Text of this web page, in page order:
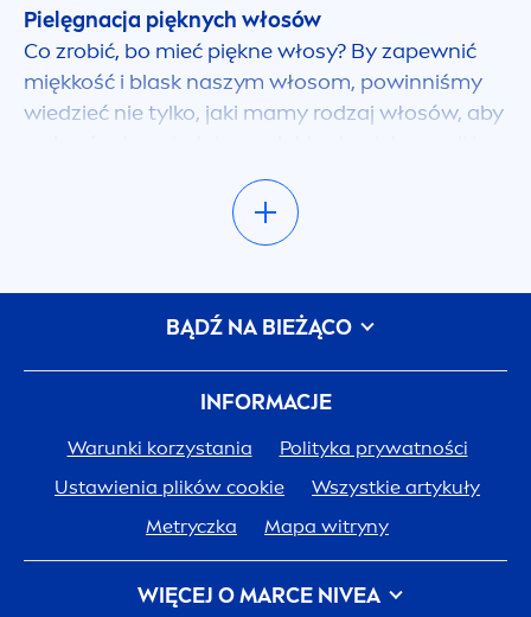
Pielęgnacja pięknych włosów
Co zrobić, bo mieć piękne włosy? By zapewnić
miękkość i blask naszym włosom, powinniśmy
wiedzieć nie tylko, jaki mamy rodzaj włosów, aby
stylizacji, ale również, by rozumieć, co jest dla
naszych włosów korzystne. Tutaj znajdziesz
wiele artykułów z informacjami, zaleceniami
pomogą Ci zadbać o piękne włosy.
To niezmiernie ważne, by pielęgnację
włosy grube, kręcone włosy czy farbowane -
każde z nich może być piękne, jeśli potraktujesz
je odpowienio! Sposoby na to, jak pielęgnować
typy włosów, by wydobyć z nich
natural
INFORMACJE
Warunki korzystania
Polityka prywatności
Ustawienia plików cookie
Wszystkie artykuły
Metryczka
Mapa witryny
WIĘCEJ O MARCE NIVEA
BĄDŹ NA BIEŻĄCO